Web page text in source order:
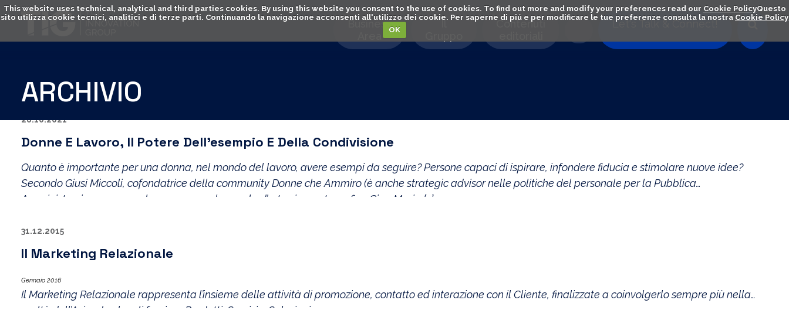
This website uses technical, analytical and third parties cookies. By using this website you consent to the use of cookies. To find out more and modify your preferences read our Cookie PolicyQuesto
sito utilizza cookie tecnici, analitici e di terze parti. Continuando la navigazione acconsenti all'utilizzo dei cookie. Per saperne di piú e per modificare le tue preferenze consulta la nostra Cookie Policy
OK
Let's Talk & Connect!
Business
Il
Contenuti
ARCHIVIO
28.10.2021
Donne E Lavoro, Il Potere Dell’esempio E Della Condivisione
Quanto è importante per una donna, nel mondo del lavoro, avere esempi da seguire? Persone capaci di ispirare, infondere fiducia e stimolare nuove idee?
Secondo Giusi Miccoli, cofondatrice della community Donne che Ammiro (è anche strategic advisor nelle politiche del personale per la Pubblica
Amministrazione e general manager per la scuola d’arte cinematografica Gian Maria […]
31.12.2015
Il Marketing Relazionale
Gennaio 2016
Il Marketing Relazionale rappresenta l’insieme delle attività di promozione, contatto ed interazione con il Cliente, finalizzate a coinvolgerlo sempre più nella
realtà dell’Azienda che gli fornisce Prodotti, Servizi e Soluzioni